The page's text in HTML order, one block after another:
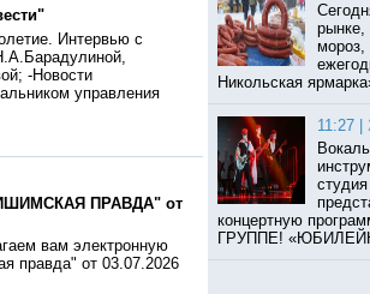
Интервью с
-Новости
управления
ПРАВДА" от
вам электронную
правда" от 03.07.2026
рынке,
мороз,
Никольская
11:27 |
концертную
ГРУППЕ!